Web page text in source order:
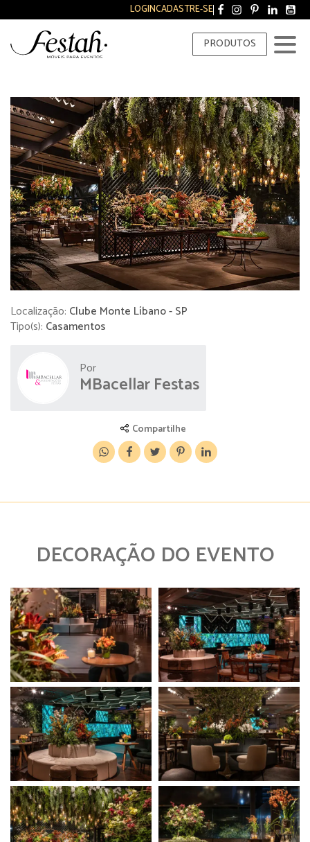
LOGINCADASTRE-SE
PRODUTOS
Localização: Clube Monte Líbano - SP
Tipo(s): Casamentos
Por
MBacellar Festas
Compartilhe
DECORAÇÃO DO EVENTO